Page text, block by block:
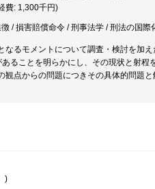
費: 1,300千円)
/ 損害賠償命令 / 刑事法学 / 刑法の国
なるモメントについて調査・検討を加
あることを明らかにし、その現状と射
観点からの問題につきその具体的問題と
)